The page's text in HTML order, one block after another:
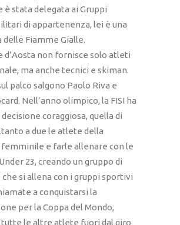
stata delegata ai Gruppi
di appartenenza, lei è una
Fiamme Gialle.
d’Aosta non fornisce solo atleti
ma anche tecnici e skiman.
palco salgono Paolo Riva e
Nell’anno olimpico, la FISI ha
coraggiosa, quella di
a due le atlete della
femminile e farle allenare con le
23, creando un gruppo di
si allena con i gruppi sportivi
a conquistarsi la
per la Coppa del Mondo,
tutte le altre atlete fuori dal giro